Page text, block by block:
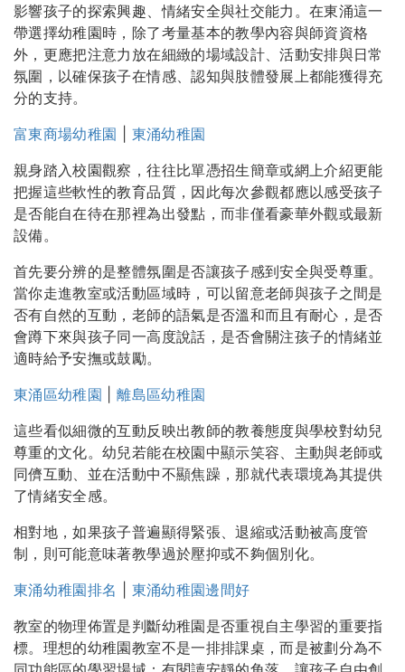
影響孩子的探索興趣、情緒安全與社交能力。在東涌這一
帶選擇幼稚園時，除了考量基本的教學內容與師資資格
外，更應把注意力放在細緻的場域設計、活動安排與日常
氛圍，以確保孩子在情感、認知與肢體發展上都能獲得充
分的支持。
富東商場幼稚園
東涌幼稚園
親身踏入校園觀察，往往比單憑招生簡章或網上介紹更能
把握這些軟性的教育品質，因此每次參觀都應以感受孩子
是否能自在待在那裡為出發點，而非僅看豪華外觀或最新
設備。
首先要分辨的是整體氛圍是否讓孩子感到安全與受尊重。
當你走進教室或活動區域時，可以留意老師與孩子之間是
否有自然的互動，老師的語氣是否溫和而且有耐心，是否
會蹲下來與孩子同一高度說話，是否會關注孩子的情緒並
適時給予安撫或鼓勵。
東涌區幼稚園 |離島區幼稚園
這些看似細微的互動反映出教師的教養態度與學校對幼兒
尊重的文化。幼兒若能在校園中顯示笑容、主動與老師或
同儕互動、並在活動中不顯焦躁，那就代表環境為其提供
了情緒安全感。
相對地，如果孩子普遍顯得緊張、退縮或活動被高度管
制，則可能意味著教學過於壓抑或不夠個別化。
東涌幼稚園排名
東涌幼稚園邊間好
教室的物理佈置是判斷幼稚園是否重視自主學習的重要指
標。理想的幼稚園教室不是一排排課桌，而是被劃分為不